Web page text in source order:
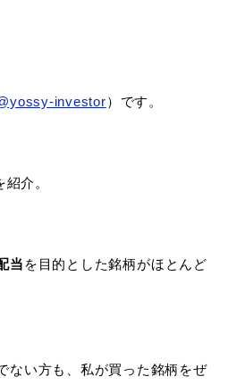
investor）です。
介。
当 を目的とした銘柄がほとんど
ない方も、私が買った銘柄をぜ